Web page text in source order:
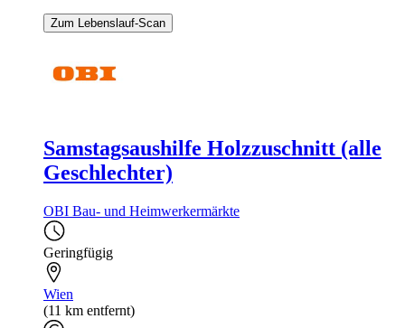
Zum Lebenslauf-Scan
Samstagsaushilfe Holzzuschnitt (alle
Geschlechter)
OBI Bau- und Heimwerkermärkte
Geringfügig
Wien
(11 km entfernt)